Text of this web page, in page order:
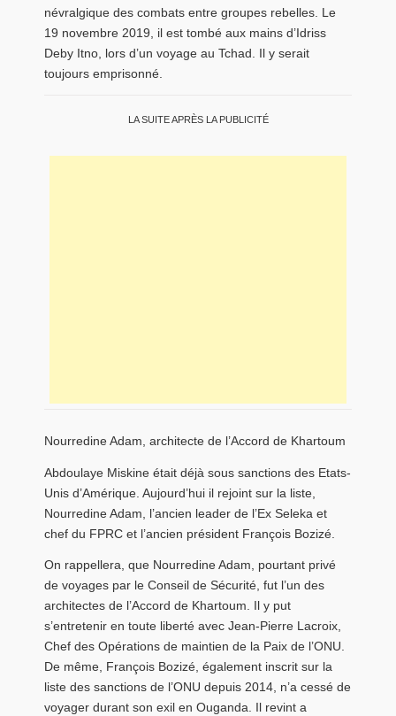
névralgique des combats entre groupes rebelles. Le
19 novembre 2019, il est tombé aux mains d’Idriss
Deby Itno, lors d’un voyage au Tchad. Il y serait
toujours emprisonné.
LA SUITE APRÈS LA PUBLICITÉ
Nourredine Adam, architecte de l’Accord de Khartoum
Abdoulaye Miskine était déjà sous sanctions des Etats-
Unis d’Amérique. Aujourd’hui il rejoint sur la liste,
Nourredine Adam, l’ancien leader de l’Ex Seleka et
chef du FPRC et l’ancien président François Bozizé.
On rappellera, que Nourredine Adam, pourtant privé
de voyages par le Conseil de Sécurité, fut l’un des
architectes de l’Accord de Khartoum. Il y put
s’entretenir en toute liberté avec Jean-Pierre Lacroix,
Chef des Opérations de maintien de la Paix de l’ONU.
De même, François Bozizé, également inscrit sur la
liste des sanctions de l’ONU depuis 2014, n’a cessé de
voyager durant son exil en Ouganda. Il revint a